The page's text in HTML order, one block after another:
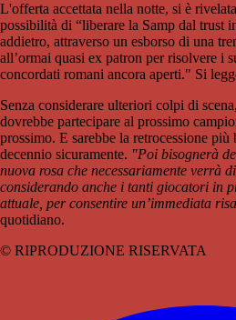
L'offerta accettata nella notte, si è
possibilità di “liberare la Samp dal trust
addietro, attraverso un esborso di una
all’ormai quasi ex patron per risolvere i
concordati romani ancora aperti." Si
Senza considerare ulteriori colpi di
dovrebbe partecipare al prossimo
prossimo. E sarebbe la retrocessione
decennio sicuramente. "Poi bisognerà
nuova rosa che necessariamente verrà
considerando anche i tanti giocatori in
attuale, per consentire un’immediata
quotidiano.
© RIPRODUZIONE RISERVATA